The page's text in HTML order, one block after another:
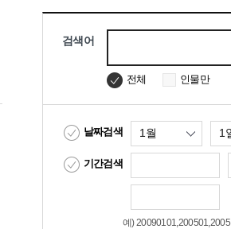
검색어
전체 인물만
날짜검색
기간검색
예) 20090101,200501,2005